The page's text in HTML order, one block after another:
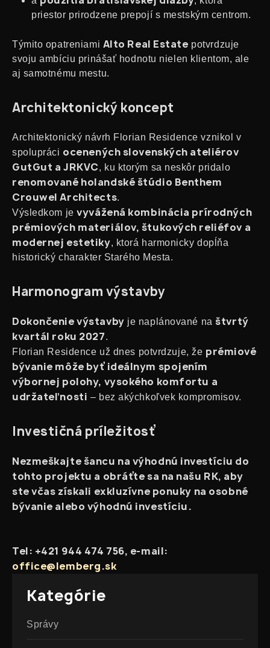
priestor prirodzene prepojí s mestským centrom.
Týmito opatreniami Alto Real Estate potvrdzuje
svoju ambíciu prinášať hodnotu nielen klientom, ale
aj samotnému mestu.
Architektonický koncept
Architektonický návrh Florian Residence vznikol v
spolupráci ocenených slovenských ateliérov
GutGut a JRKVC, ku ktorým sa neskôr pridalo
renomované holandské štúdio Benthem
Crouwel Architects.
Výsledkom jevyvážená kombinácia prírodných
prémiových materiálov, štukových reliéfov a
modernej estetiky, ktorá harmonicky dopĺňa
historický charakter Starého Mesta.
Harmonogram výstavby
Dokončenie výstavby je naplánované naštvrtý
kvartál roku 2027.
Florian Residence už dnes potvrdzuje, že prémiové
bývanie môže byť ideálnym spojením
výbornej polohy, vysokého komfortu a
udržateľnosti – bez akýchkoľvek kompromisov.
Investičná príležitosť
Nezmeškajte šancu na výhodnú investíciu do
tohto projektu a obráťte sa na našu RK, aby
ste včas získali exkluzívne ponuky na osobné
bývanie alebo výhodnú investíciu.
Tel: +421 944 474 756, e-mail:
office@lemberg.sk
Kategórie
Správy